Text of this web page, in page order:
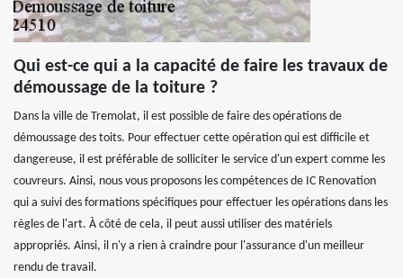
Qui est-ce qui a la capacité de faire les travaux de
démoussage de la toiture ?
Dans la ville de Tremolat, il est possible de faire des opérations de
démoussage des toits. Pour effectuer cette opération qui est difficile et
dangereuse, il est préférable de solliciter le service d'un expert comme les
couvreurs. Ainsi, nous vous proposons les compétences de IC Renovation
qui a suivi des formations spécifiques pour effectuer les opérations dans les
règles de l'art. À côté de cela, il peut aussi utiliser des matériels
appropriés. Ainsi, il n'y a rien à craindre pour l'assurance d'un meilleur
rendu de travail.